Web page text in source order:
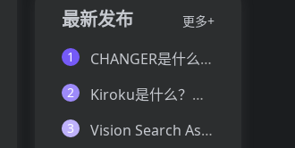
最新发布 更多+
1 CHANGER是什么？一文让你看懂CHANGER的技术原理、主要功能、应用场景
2 Kiroku是什么？一文让你看懂Kiroku的技术原理、主要功能、应用场景
3 Vision Search Assistant是什么？一文让你看懂Vision Search Assistant的技术原理、主要功能、应用场景